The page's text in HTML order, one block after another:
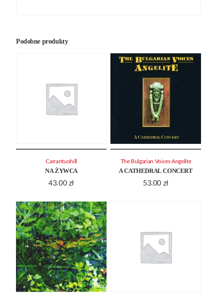
Podobne produkty
NA ŻYWCA
43.00 zł
Carrantuohill
A CATHEDRAL CONCERT
53.00 zł
The Bulgarian Voices Angelite